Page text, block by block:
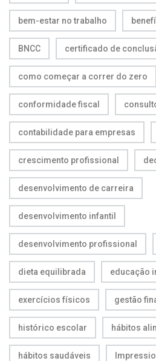
bem-estar no trabalho
BNCC certificado de
como começar a correr do zero
conformidade fiscal
contabilidade para empresas
crescimento profissional
desenvolvimento de carreira
desenvolvimento infantil
desenvolvimento profissional
dieta equilibrada educação
exercícios físicos gestão
histórico escolar hábitos
hábitos saudáveis